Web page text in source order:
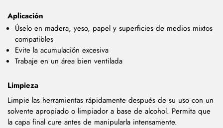
Aplicación
Úselo en madera, yeso, papel y superficies de medios mixtos
compatibles
Evite la acumulación excesiva
Trabaje en un área bien ventilada
Limpieza
Limpie las herramientas rápidamente después de su uso con un
solvente apropiado o limpiador a base de alcohol. Permita que
la capa final cure antes de manipularla intensamente.